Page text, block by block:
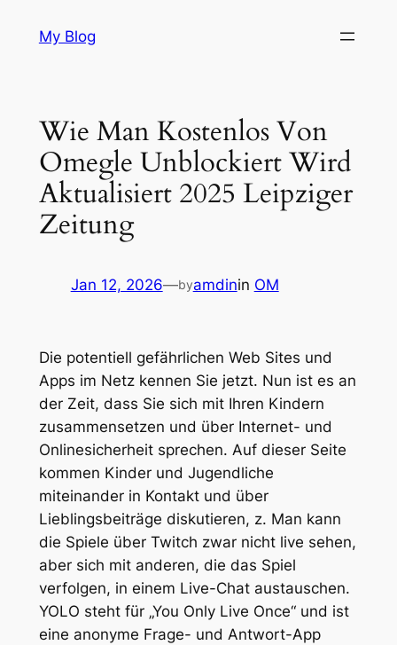
My Blog
Wie Man Kostenlos Von
Omegle Unblockiert Wird
Aktualisiert 2025 Leipziger
Zeitung
Jan 12, 2026—byamdinin OM
Die potentiell gefährlichen Web Sites und
Apps im Netz kennen Sie jetzt. Nun ist es an
der Zeit, dass Sie sich mit Ihren Kindern
zusammensetzen und über Internet- und
Onlinesicherheit sprechen. Auf dieser Seite
kommen Kinder und Jugendliche
miteinander in Kontakt und über
Lieblingsbeiträge diskutieren, z. Man kann
die Spiele über Twitch zwar nicht live sehen,
aber sich mit anderen, die das Spiel
verfolgen, in einem Live-Chat austauschen.
YOLO steht für „You Only Live Once“ und ist
eine anonyme Frage- und Antwort-App